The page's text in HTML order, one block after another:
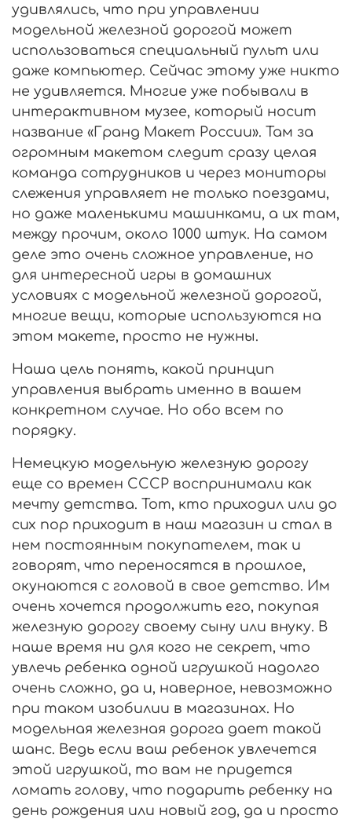
удивлялись, что при управлении
модельной железной дорогой может
использоваться специальный пульт или
даже компьютер. Сейчас этому уже никто
не удивляется. Многие уже побывали в
интерактивном музее, который носит
название «Гранд Макет России». Там за
огромным макетом следит сразу целая
команда сотрудников и через мониторы
слежения управляет не только поездами,
но даже маленькими машинками, а их там,
между прочим, около 1000 штук. На самом
деле это очень сложное управление, но
для интересной игры в домашних
условиях с модельной железной дорогой,
многие вещи, которые используются на
этом макете, просто не нужны.
Наша цель понять, какой принцип
управления выбрать именно в вашем
конкретном случае. Но обо всем по
порядку.
Немецкую модельную железную дорогу
еще со времен СССР воспринимали как
мечту детства. Тот, кто приходил или до
сих пор приходит в наш магазин и стал в
нем постоянным покупателем, так и
говорят, что переносятся в прошлое,
окунаются с головой в свое детство. Им
очень хочется продолжить его, покупая
железную дорогу своему сыну или внуку. В
наше время ни для кого не секрет, что
увлечь ребенка одной игрушкой надолго
очень сложно, да и, наверное, невозможно
при таком изобилии в магазинах. Но
модельная железная дорога дает такой
шанс. Ведь если ваш ребенок увлечется
этой игрушкой, то вам не придется
ломать голову, что подарить ребенку на
день рождения или новый год, да и просто